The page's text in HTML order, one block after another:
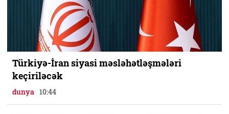
Türkiyə-İran siyasi məsləhətləşmələri
keçiriləcək
dunya 10:44